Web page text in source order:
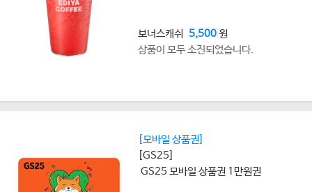
보너스캐쉬 5,500원
상품이 모두 소진되었습니다.
[모바일 상품권]
[GS25]
GS25 모바일 상품권 1만원권